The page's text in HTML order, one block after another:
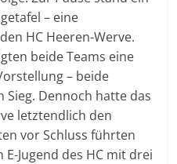
– eine
HC Heeren-Werve.
beide Teams eine
– beide
Dennoch hatte das
letztendlich den
vor Schluss führten
Jugend des HC mit drei